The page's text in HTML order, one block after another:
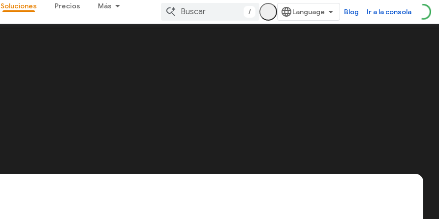
Soluciones Precios Más
/ Blog Ir a la consola